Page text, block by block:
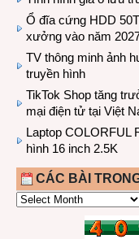
Ổ đĩa cứng HDD
xưởng vào năm
TV thông minh ảnh
truyền hình
TikTok Shop tăng
mại điện tử tại Việt
Laptop COLORFUL
hình 16 inch 2.5K
CÁC BÀI
CÁC